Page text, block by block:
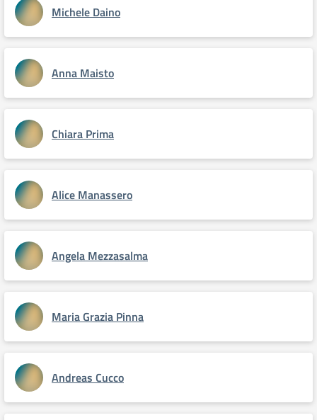
Michele Daino
Anna Maisto
Chiara Prima
Alice Manassero
Angela Mezzasalma
Maria Grazia Pinna
Andreas Cucco